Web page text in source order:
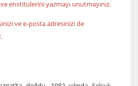
enstitülerini yazmayı unutmayınız.
ve e-posta adresinizi de